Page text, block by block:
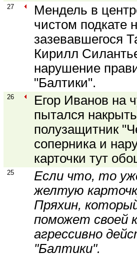
27
Мендель в
чистом подкате
зазевавшегося
Кирилл
нарушение
"Балтики".
26
Егор Иванов на
пытался
полузащитник
соперника и
карточки тут
25
Если что, то
желтую
Пряхин,
поможет своей
агрессивно
"Балтики".